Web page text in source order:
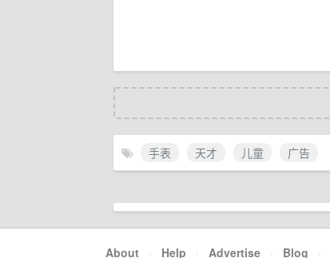
手表 天才 儿童 广告
About · Help · Advertise · Blog ·